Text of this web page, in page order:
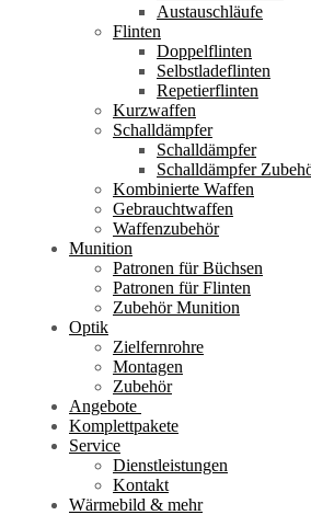
Austauschläufe
Flinten
Doppelflinten
Selbstladeflinten
Repetierflinten
Kurzwaffen
Schalldämpfer
Schalldämpfer
Schalldämpfer
Kombinierte Waffen
Gebrauchtwaffen
Waffenzubehör
Munition
Patronen für Büchsen
Patronen für Flinten
Zubehör Munition
Optik
Zielfernrohre
Montagen
Zubehör
Angebote
Komplettpakete
Service
Dienstleistungen
Kontakt
Wärmebild & mehr